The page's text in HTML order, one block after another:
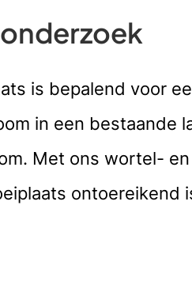
is bepalend voor
in een bestaande
Met ons wortel-
ontoereikend